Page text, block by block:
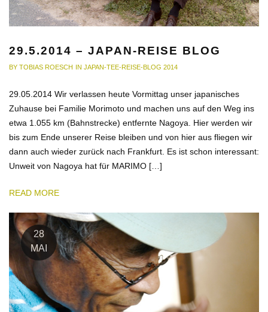
29.5.2014 – JAPAN-REISE BLOG
BY TOBIAS ROESCH IN JAPAN-TEE-REISE-BLOG 2014
29.05.2014 Wir verlassen heute Vormittag unser japanisches
Zuhause bei Familie Morimoto und machen uns auf den Weg ins
etwa 1.055 km (Bahnstrecke) entfernte Nagoya. Hier werden wir
bis zum Ende unserer Reise bleiben und von hier aus fliegen wir
dann auch wieder zurück nach Frankfurt. Es ist schon interessant:
Unweit von Nagoya hat für MARIMO […]
READ MORE
28
MAI